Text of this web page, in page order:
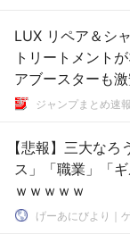
LUX リペア＆シ
トリートメント
アブースターも
ジャンプまとめ速報
【悲報】三大な
ス」「職業」「
ｗｗｗｗｗ